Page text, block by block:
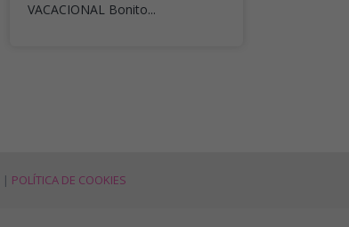
VACACIONAL Bonito...
| POLÍTICA DE COOKIES